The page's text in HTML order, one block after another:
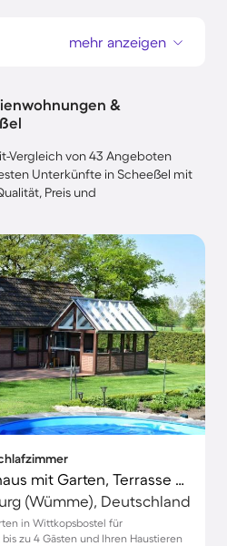
mehr anzeigen
&
Vergleich von 43 Angeboten
Unterkünfte in Scheeßel mit
Preis und
Gemütliches Ferienhaus mit Garten, Terrasse und Grill | Haustiere sind willkommen
(Wümme), Deutschland
in Wittkopsbostel für
zu 4 Gästen und Ihren Haustieren